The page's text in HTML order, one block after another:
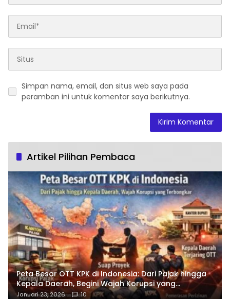
Simpan nama, email, dan situs web saya pada
peramban ini untuk komentar saya berikutnya.
Artikel Pilihan Pembaca
Peta Besar OTT KPK di Indonesia: Dari Pajak hingga
Kepala Daerah, Begini Wajah Korupsi yang
Terbongkar
Januari 23, 2026 10